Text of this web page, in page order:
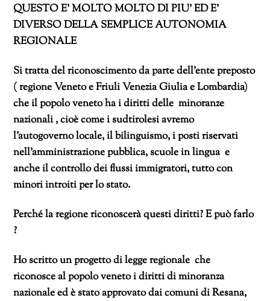
QUESTO E’ MOLTO MOLTO DI PIU’ ED E’
DIVERSO DELLA SEMPLICE AUTONOMIA
REGIONALE
Si tratta del riconoscimento da parte dell’ente preposto
( regione Veneto e Friuli Venezia Giulia e Lombardia)
che il popolo veneto ha i diritti delle minoranze
nazionali , cioè come i sudtirolesi avremo
l’autogoverno locale, il bilinguismo, i posti riservati
nell’amministrazione pubblica, scuole in lingua e
anche il controllo dei flussi immigratori, tutto con
minori introiti per lo stato.
Perché la regione riconoscerà questi diritti? E può farlo
?
Ho scritto un progetto di legge regionale che
riconosce al popolo veneto i diritti di minoranza
nazionale ed è stato approvato dai comuni di Resana,